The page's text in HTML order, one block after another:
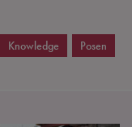
Knowledge Posen